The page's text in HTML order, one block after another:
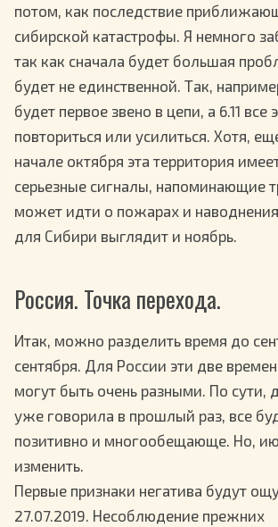
потом, как последствие
сибирской катастрофы. Я немного
так как сначала будет большая
будет не единственной. Так,
будет первое звено в цепи, а 6.11
повториться или усилиться. Хотя,
начале октября эта территория
серьезные сигналы, напоминающие
может идти о пожарах и
для Сибири выглядит и ноябрь.
Россия. Точка перехода.
Итак, можно разделить время до
сентября. Для России эти две
могут быть очень разными. По сути,
уже говорила в прошлый раз, все
позитивно и многообещающе. Но,
изменить.
Первые признаки негатива будут
27.07.2019. Несоблюдение прежних